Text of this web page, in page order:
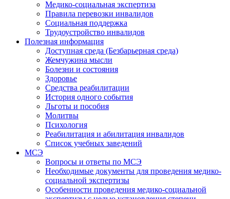
Медико-социальная экспертиза
Правила перевозки инвалидов
Социальная поддержка
Трудоустройство инвалидов
Полезная информация
Доступная среда (Безбарьерная среда)
Жемчужина мысли
Болезни и состояния
Здоровье
Средства реабилитации
История одного события
Льготы и пособия
Молитвы
Психология
Реабилитация и абилитация инвалидов
Список учебных заведений
МСЭ
Вопросы и ответы по МСЭ
Необходимые документы для проведения медико-
социальной экспертизы
Особенности проведения медико-социальной